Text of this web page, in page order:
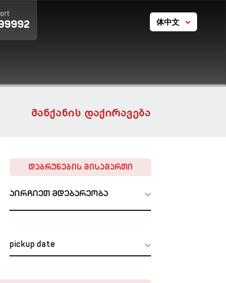
体中文
ᲛᲐᲜᲥᲐᲜᲘᲡ ᲓᲐᲥᲘᲠᲐᲕᲔᲑᲐ
ᲓᲐᲑᲠᲣᲜᲔᲑᲘᲡ ᲛᲘᲡᲐᲛᲐᲠᲗᲘ
აირჩიეთ მდებარეობა